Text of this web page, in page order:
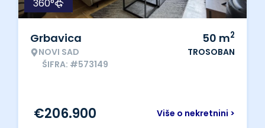
360°
Grbavica
NOVI SAD
ŠIFRA: #573149
50 m2
TROSOBAN
Više o nekretnini >
€206.900